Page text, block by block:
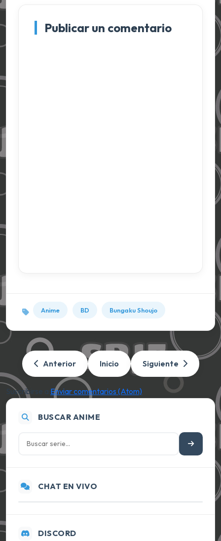
Publicar un comentario
Anime BD Bungaku Shoujo
Anterior Inicio Siguiente
Suscribirse a:Enviar comentarios (Atom)
BUSCAR ANIME
CHAT EN VIVO
DISCORD